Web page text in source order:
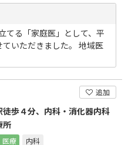
てる「家庭医」として、平
いただきました。 地域医
追加
徒歩４分、内科・消化器内科
所
医療 内科